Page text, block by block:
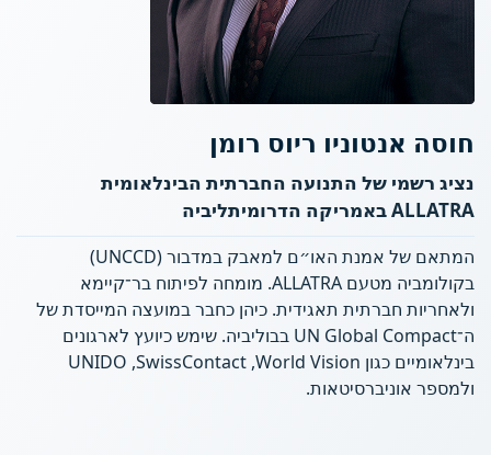
חוסה אנטוניו ריוס רומן
נציג רשמי של התנועה החברתית הבינלאומית
ALLATRA באמריקה הדרומיתליביה
המתאם של אמנת האו״ם למאבק במדבור (UNCCD)
בקולומביה מטעם ALLATRA. מומחה לפיתוח בר־קיימא
ולאחריות חברתית תאגידית. כיהן כחבר במועצה המייסדת של
ה־UN Global Compact בבוליביה. שימש כיועץ לארגונים
בינלאומיים כגון World Vision, ‏SwissContact, ‏UNIDO
ולמספר אוניברסיטאות.